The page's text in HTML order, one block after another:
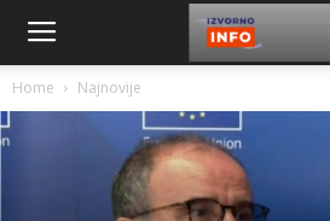
Home Najnovije